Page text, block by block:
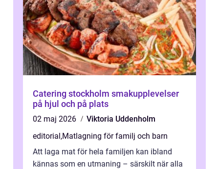
Catering stockholm smakupplevelser
på hjul och på plats
02 maj 2026
Viktoria Uddenholm
editorial,Matlagning för familj och barn
Att laga mat för hela familjen kan ibland
kännas som en utmaning – särskilt när alla